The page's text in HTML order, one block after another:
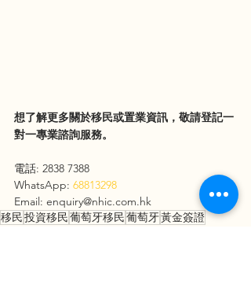
想了解更多關於移民或置業資訊，敬請登記一
對一專業諮詢服務。
電話: 2838 7388
WhatsApp: 68813298
Email: enquiry@nhic.com.hk
移民投資移民葡萄牙移民葡萄牙黃金簽證